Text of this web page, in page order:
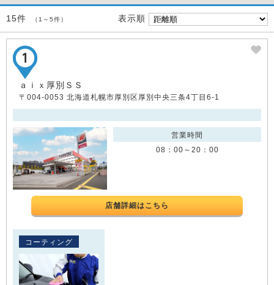
15件 （1～5件） 表示順
ａｉｘ厚別ＳＳ
〒004-0053 北海道札幌市厚別区厚別中央三条4丁目6-1
営業時間
08：00～20：00
店舗詳細はこちら
コーティング